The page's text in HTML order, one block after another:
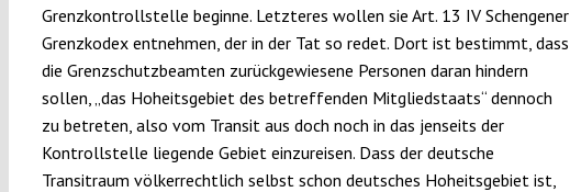
Grenzkontrollstelle beginne. Letzteres wollen sie Art. 13 IV Schengener
Grenzkodex entnehmen, der in der Tat so redet. Dort ist bestimmt, dass
die Grenzschutzbeamten zurückgewiesene Personen daran hindern
sollen, „das Hoheitsgebiet des betreffenden Mitgliedstaats“ dennoch
zu betreten, also vom Transit aus doch noch in das jenseits der
Kontrollstelle liegende Gebiet einzureisen. Dass der deutsche
Transitraum völkerrechtlich selbst schon deutsches Hoheitsgebiet ist,